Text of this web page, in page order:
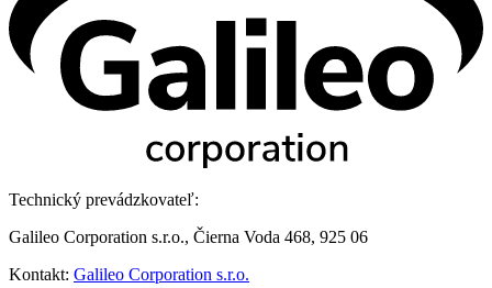
Technický prevádzkovateľ:
Galileo Corporation s.r.o., Čierna Voda 468, 925 06
Kontakt: Galileo Corporation s.r.o.